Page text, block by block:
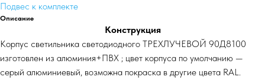
Подвес к комплекте
Описание
Конструкция
Корпус светильника светодиодного ТРЕХЛУЧЕВОЙ 90Д8100
изготовлен из алюминия+ПВХ ; цвет корпуса по умолчанию —
серый алюминиевый, возможна покраска в другие цвета RAL.